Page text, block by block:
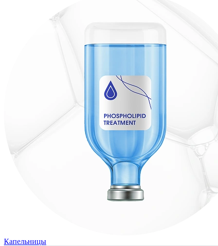
Капельницы